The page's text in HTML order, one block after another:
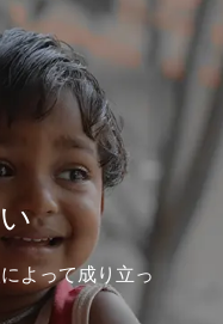
よって成り立っ